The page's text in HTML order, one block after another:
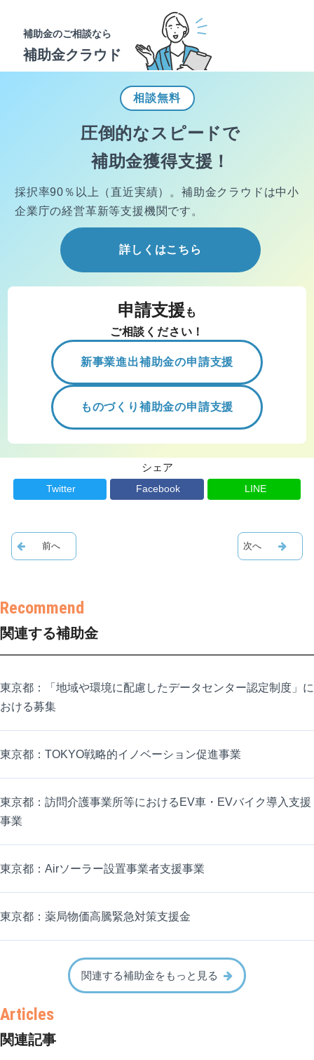
補助金のご相談なら
補助金クラウド
相談無料
圧倒的なスピードで
補助金獲得支援！
採択率90％以上（直近実績）。 補助金クラウドは中小
企業庁の経営革新等支援機関です。
詳しくはこちら
申請支援 も
ご相談ください！
新事業進出補助金の申請支援
ものづくり補助金の申請支援
シェア
Twitter Facebook LINE
関連する補助金
東京都：「地域や環境に配慮したデータセンター認定制度」に
おける募集
東京都：TOKYO戦略的イノベーション促進事業
東京都：訪問介護事業所等におけるEV車・EVバイク導入支援
事業
東京都：Airソーラー設置事業者支援事業
東京都：薬局物価高騰緊急対策支援金
関連する補助金をもっと見る
関連記事